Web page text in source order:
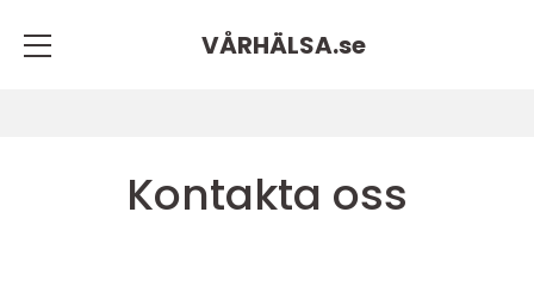
VÅRHÄLSA.se
Kontakta oss